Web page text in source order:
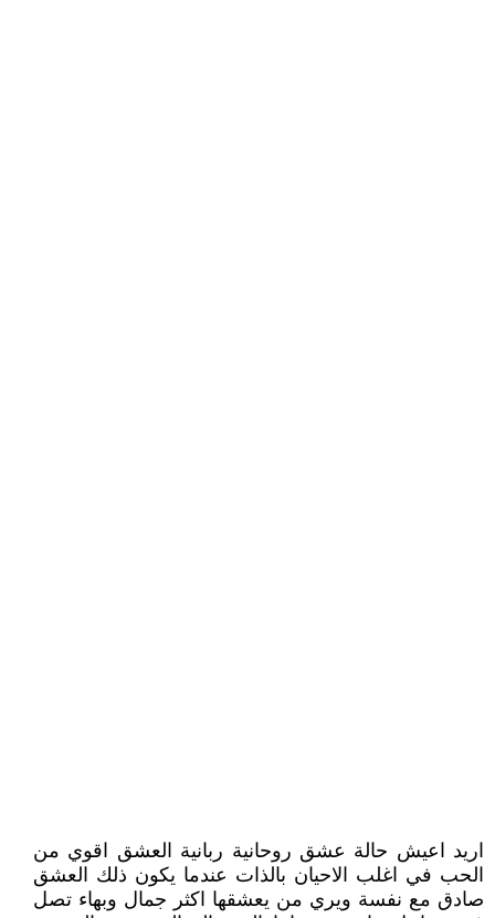
اريد اعيش حالة عشق روحانية ربانية العشق اقوي من
الحب في اغلب الاحيان بالذات عندما يكون ذلك العشق
صادق مع نفسة ويري من يعشقها اكثر جمال وبهاء تصل